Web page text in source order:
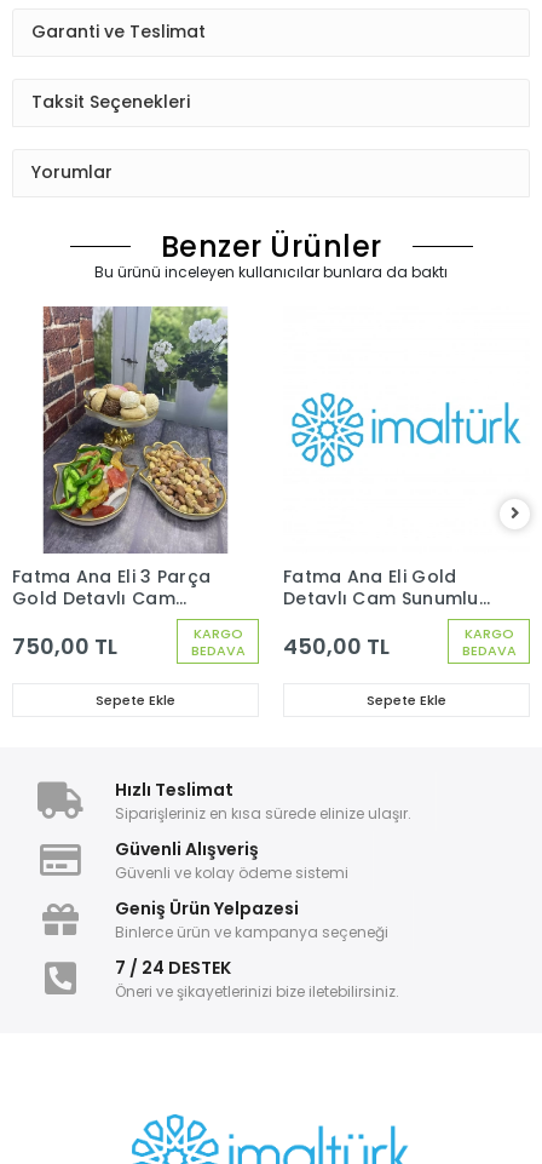
Garanti ve Teslimat
Taksit Seçenekleri
Yorumlar
Benzer Ürünler
Bu ürünü inceleyen kullanıcılar bunlara da baktı
KARGO
BEDAVA
Fatma Ana Eli 3 Parça
Gold Detaylı Cam
Gold Ayaklı 2 Düz
Sunumluk
750,00 TL
Sepete Ekle
KARGO
BEDAVA
Fatma Ana Eli Gold
Detaylı Cam Sunumluk
450,00 TL
Sepete Ekle
Hızlı Teslimat
Siparişleriniz en kısa sürede elinize ulaşır.
Güvenli Alışveriş
Güvenli ve kolay ödeme sistemi
Geniş Ürün Yelpazesi
Binlerce ürün ve kampanya seçeneği
7 / 24 DESTEK
Öneri ve şikayetlerinizi bize iletebilirsiniz.